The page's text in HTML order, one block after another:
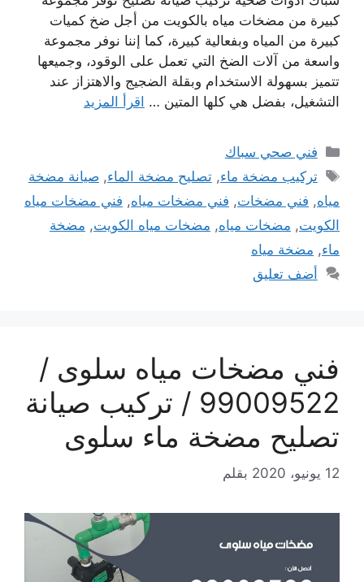
كبيرة من مضخات مياه بالكويت من أجل ضخ كميات
كبيرة من المياه وبفعالية كبيرة، كما إننا نوفر مجموعة
واسعة من آلات الضخ التي تعمل على الوقود، وجميعها
تتميز بسهولة الاستخدام وبقلة الضجيج والاهتزاز عند
التشغيل، بفضل هي كلها المتين … اقرأ المزيد
التصنيفات
فني صحي سباك
الوسوم
تركيب مضخة ماء,تصليح مضخة الماء,صيانة مضخة
مياه, فني مضخات, فني مضخات مياه, فني مضخات مياه
الكويت, مضخات مياه, مضخات مياه الكويت, مضخة
ماء, مضخة مياه
أضف تعليق
فني مضخات مياه سلوى /
99009522 / تركيب صيانة
تصليح مضخة ماء سلوى
12 يونيو، 2020 بقلم